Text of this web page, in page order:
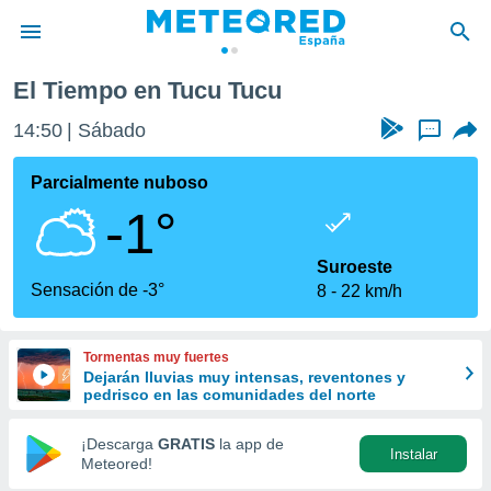
de
por
se
calidad.
a este
las
y
forma
digital
basada
El Tiempo en Tucu Tucu
14:50 Sábado ...
Parcialmente nuboso
-1°
Sensación de -3°
Suroeste
8
22 km/h
Tormentas muy fuertes
Dejarán lluvias muy intensas, reventones y
pedrisco en las comunidades del norte
¡Descarga GRATIS la app de
Meteored!
Instalar